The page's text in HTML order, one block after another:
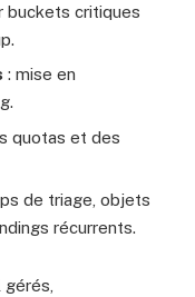
buckets critiques
: mise en
quotas et des
de triage, objets
récurrents.